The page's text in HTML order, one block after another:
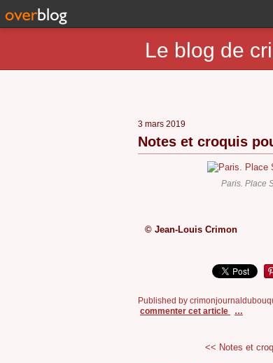
Le blog de
3 mars 2019
Notes et croquis
Paris. Place
© Jean-Louis Crimon
Published by
commenter cet article
…
<< Notes et